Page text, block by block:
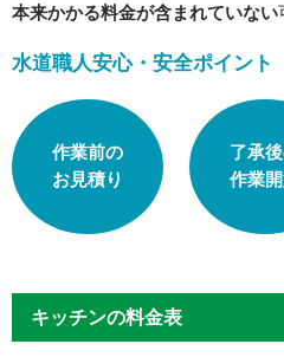
本来かかる料金が含まれていない
水道職人安心・安全ポイント
作業前の
お見積り
了承
作業
キッチンの料金表